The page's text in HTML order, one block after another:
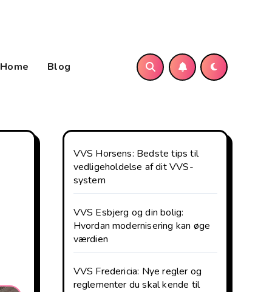
Home Blog
VVS Horsens: Bedste tips til
vedligeholdelse af dit VVS-
system
VVS Esbjerg og din bolig:
Hvordan modernisering kan øge
værdien
VVS Fredericia: Nye regler og
reglementer du skal kende til